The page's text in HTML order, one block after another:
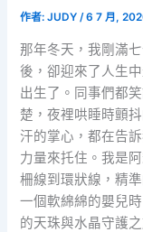
作者:JUDY/6 7 月,
那年冬天，我剛滿
後，卻迎來了人生
出生了。同事們都
楚，夜裡哄睡時顫
汗的掌心，都在告
力量來托住。我是
柵線到環狀線，精
一個軟綿綿的嬰兒
的天珠與水晶守護